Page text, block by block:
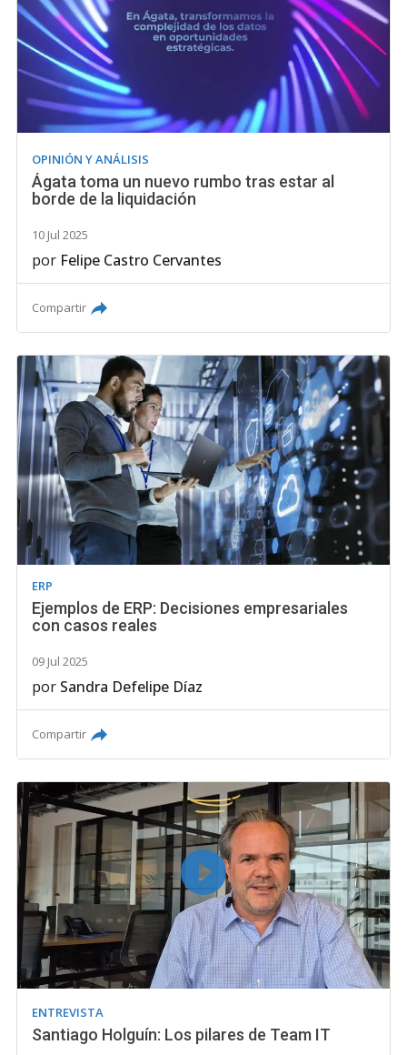
OPINIÓN Y ANÁLISIS
Ágata toma un nuevo rumbo tras estar al
borde de la liquidación
10 Jul 2025
por Felipe Castro Cervantes
Compartir
ERP
Ejemplos de ERP: Decisiones empresariales
con casos reales
09 Jul 2025
por Sandra Defelipe Díaz
Compartir
ENTREVISTA
Santiago Holguín: Los pilares de Team IT